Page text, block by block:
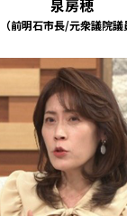
泉房穂
（前明石市長/元衆議院議